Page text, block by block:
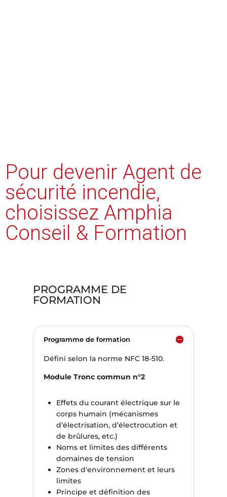
Pour devenir Agent de
sécurité incendie,
choisissez Amphia
Conseil & Formation
PROGRAMME DE
FORMATION
Programme de formation
Défini selon la norme NFC 18-510.
Module Tronc commun n°2
Effets du courant électrique sur le
corps humain (mécanismes
d’électrisation, d’électrocution et
de brûlures, etc.)
Noms et limites des différents
domaines de tension
Zones d'environnement et leurs
limites
Principe et définition des